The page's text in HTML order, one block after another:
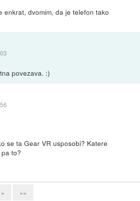
enkrat, dvomim, da je telefon tako
povezava. :)
se ta Gear VR usposobi? Katere
to?
» »»